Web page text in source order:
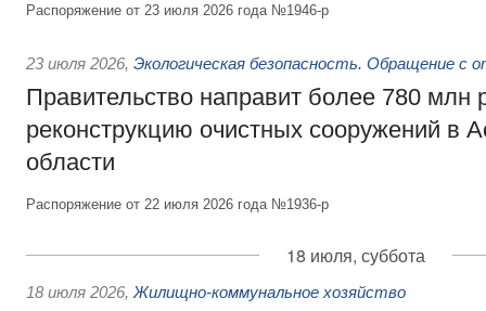
Распоряжение от 23 июля 2026 года №1946-р
23 июля 2026, Экологическая безопасность. Обращение с
Правительство направит более 780 млн
реконструкцию очистных сооружений в
области
Распоряжение от 22 июля 2026 года №1936-р
18 июля, суббота
18 июля 2026, Жилищно-коммунальное хозяйство